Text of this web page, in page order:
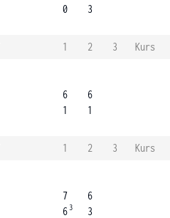
0
3
1 2 3
Kurs
6
1
6
1
1 2 3
Kurs
7
6 3
6
3